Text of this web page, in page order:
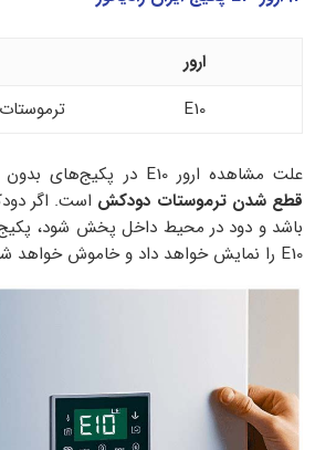
ارور
E10
علت مشاهده ارور E10 در پکیج‌های بدون فن ایران رادیاتور،
قطع شدن ترموستات دودکش است. اگر
باشد و دود در محیط داخل پخش شود، پکیج
E10 را نمایش خواهد داد و خاموش خواهد شد.